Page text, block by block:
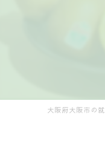
大阪府大阪市の